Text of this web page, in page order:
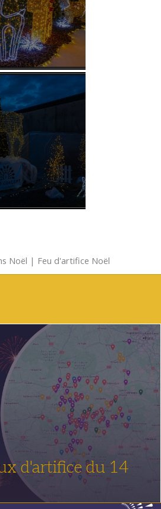
Noël | Feu d'artifice Noël
d'artifice du 14